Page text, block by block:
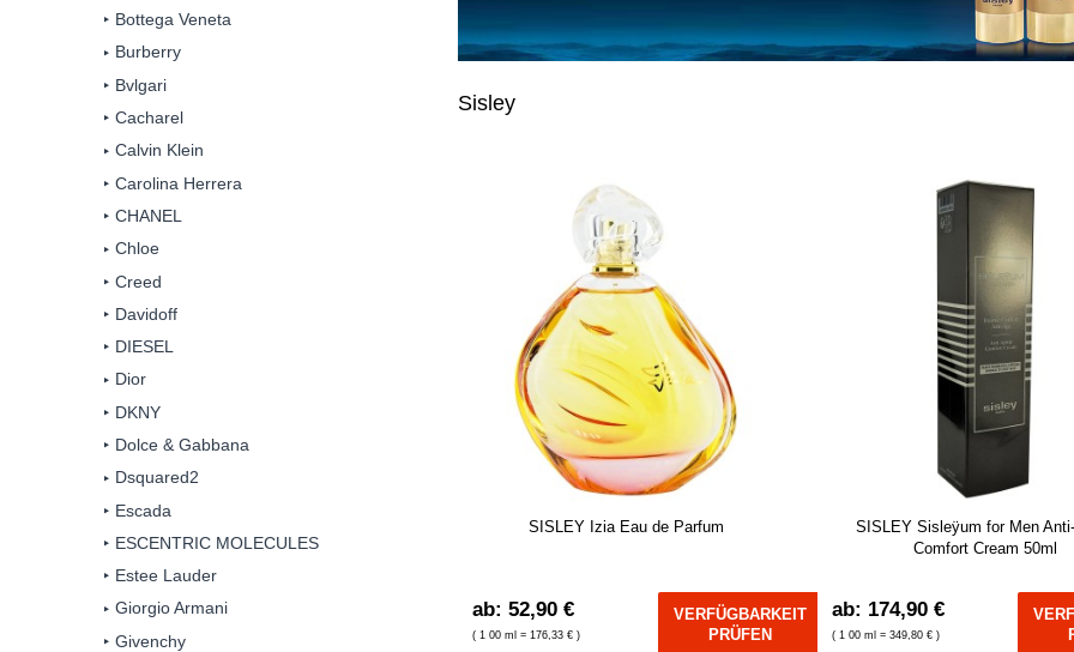
Bottega Veneta
Burberry
Bvlgari
Cacharel
Calvin Klein
Carolina Herrera
CHANEL
Chloe
Creed
Davidoff
DIESEL
Dior
DKNY
Dolce & Gabbana
Dsquared2
Escada
ESCENTRIC MOLECULES
Estee Lauder
Giorgio Armani
Givenchy
Sisley
SISLEY Izia Eau de Parfum
ab: 52,90 €
( 1 00 ml = 176,33 € )
VERFÜGBARKEIT
PRÜFEN
SISLEY Sisleÿum for Men
Comfort Cream 50ml
ab: 174,90 €
( 1 00 ml = 349,80 € )